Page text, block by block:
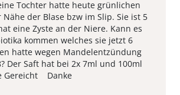
Tochter hatte heute grünlichen
der Blase bzw im Slip. Sie ist 5
eine Zyste an der Niere. Kann es
kommen welches sie jetzt 6
hatte wegen Mandelentzündung
Der Saft hat bei 2x 7ml und 100ml
Gereicht Danke